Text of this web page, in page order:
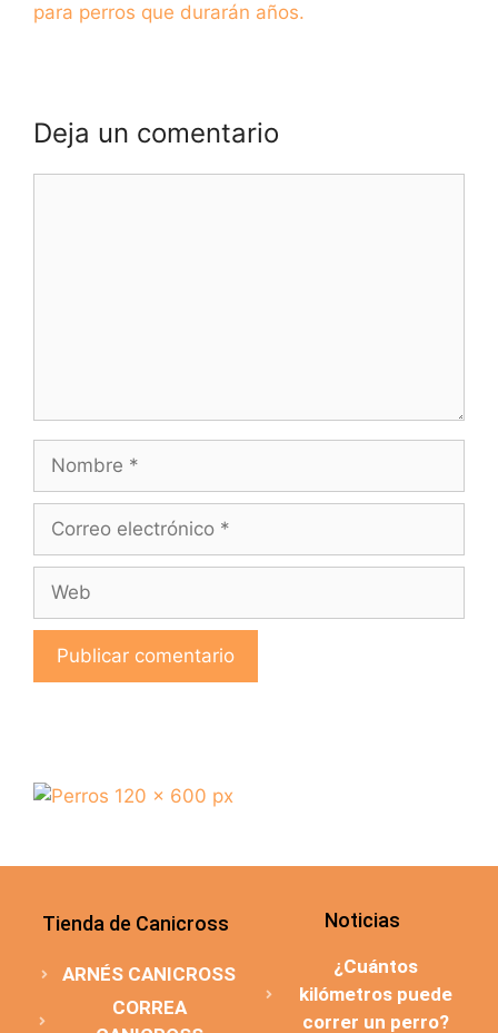
para perros que durarán años.
Deja un comentario
Tienda de Canicross
ARNÉS CANICROSS
CORREA
Noticias
¿Cuántos
kilómetros puede
correr un perro?